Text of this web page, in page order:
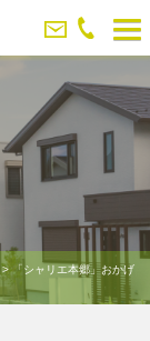
> 「シャリエ本郷」おかげ